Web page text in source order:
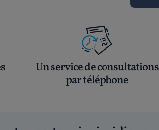
Un service de consultations
par téléphone